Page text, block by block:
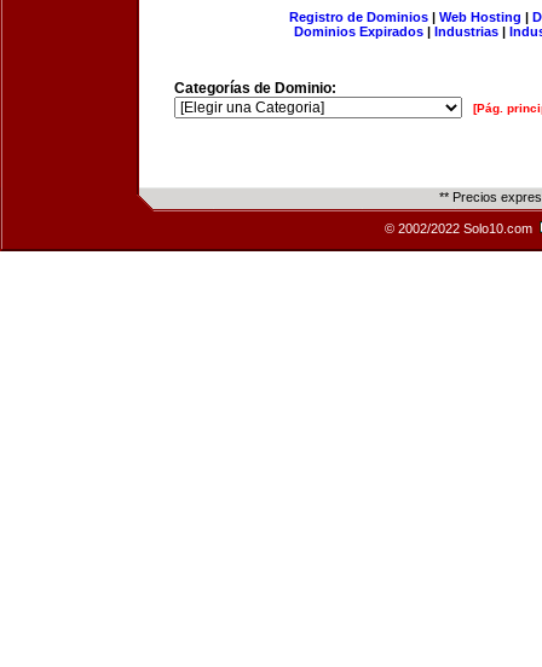
Registro de Dominios| Web Hosting |
Dominios Expirados | Industrias |
Categorías de Dominio:
[Pág.
** Precios
© 2002/2022 Solo10.com